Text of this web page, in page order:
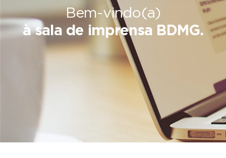
Bem-vindo(a)
à sala de imprensa BDMG.